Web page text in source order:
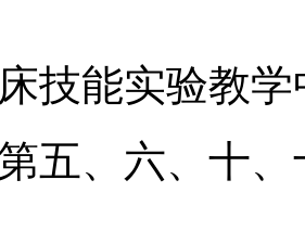
技能实验教学
五、六、十